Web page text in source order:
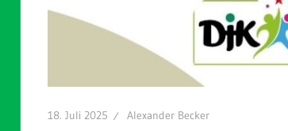
18. Juli 2025 Alexander Becker